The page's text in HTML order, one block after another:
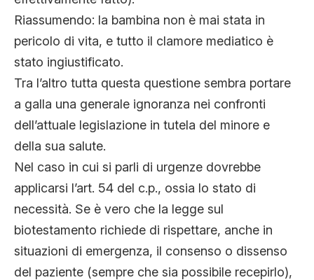
Riassumendo: la bambina non è mai stata in
pericolo di vita, e tutto il clamore mediatico è
stato ingiustificato.
Tra l’altro tutta questa questione sembra portare
a galla una generale ignoranza nei confronti
dell’attuale legislazione in tutela del minore e
della sua salute.
Nel caso in cui si parli di urgenze dovrebbe
applicarsi l’art. 54 del c.p., ossia lo stato di
necessità. Se è vero che la legge sul
biotestamento richiede di rispettare, anche in
situazioni di emergenza, il consenso o dissenso
del paziente (sempre che sia possibile recepirlo),